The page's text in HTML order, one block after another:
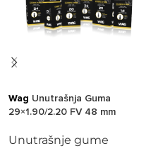
Wag Unutrašnja Guma
29×1.90/2.20 FV 48 mm
Unutrašnje gume